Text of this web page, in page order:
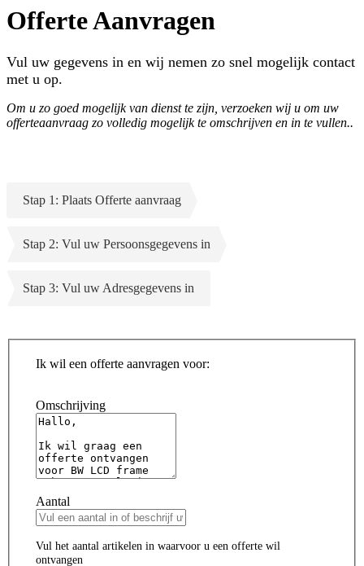
Offerte Aanvragen
Vul uw gegevens in en wij nemen zo snel mogelijk contact
met u op.
Om u zo goed mogelijk van dienst te zijn, verzoeken wij u om uw
offerteaanvraag zo volledig mogelijk te omschrijven en in te vullen..
Stap 1: Plaats Offerte aanvraag
Stap 2: Vul uw Persoonsgegevens in
Stap 3: Vul uw Adresgegevens in
Ik wil een offerte aanvragen voor:
Omschrijving
Aantal
Vul het aantal artikelen in waarvoor u een offerte wil
ontvangen